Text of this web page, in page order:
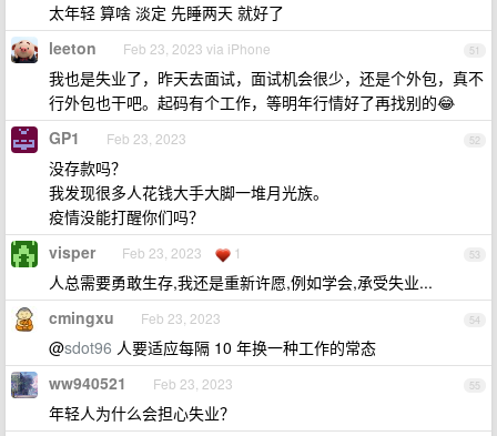
太年轻 算啥 淡定 先睡两天 就好了
51
leeton Feb 23, 2023 via iPhone
我也是失业了，昨天去面试，面试机会很少，还是个外包，真不
行外包也干吧。起码有个工作，等明年行情好了再找别的😂
52
GP1 Feb 23, 2023
没存款吗？
我发现很多人花钱大手大脚一堆月光族。
疫情没能打醒你们吗？
53
visper Feb 23, 2023 1
人总需要勇敢生存,我还是重新许愿,例如学会,承受失业...
54
cmingxu Feb 23, 2023
@sdot96 人要适应每隔 10 年换一种工作的常态
55
ww940521 Feb 23, 2023
年轻人为什么会担心失业？